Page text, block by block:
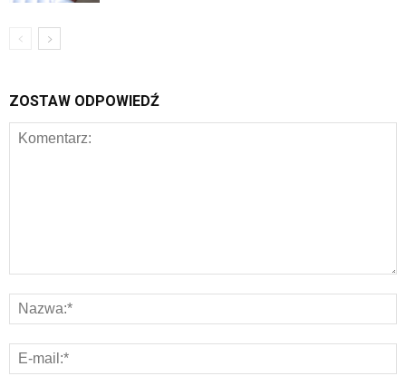
ZOSTAW ODPOWIEDŹ